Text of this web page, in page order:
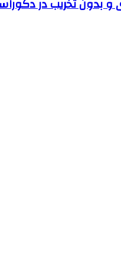
و بدون تخریب در